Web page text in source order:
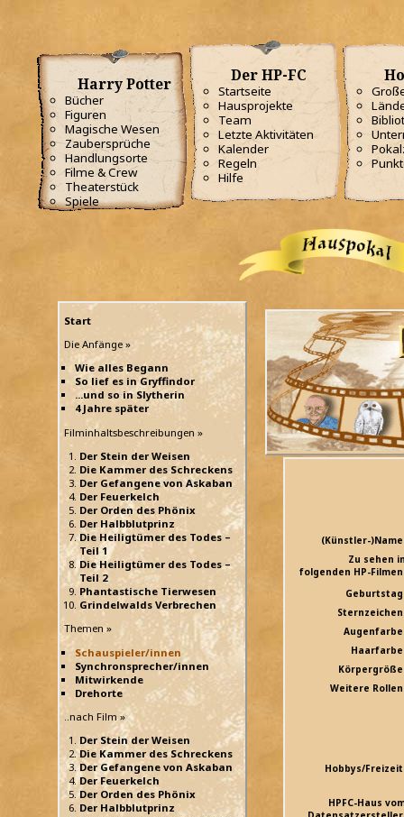
Harry Potter
Bücher
Figuren
Magische Wesen
Zaubersprüche
Handlungsorte
Filme & Crew
Theaterstück
Spiele
Der HP-FC
Startseite
Hausprojekte
Team
Letzte Aktivitäten
Kalender
Regeln
Hilfe
Start
Die Anfänge »
Wie alles Begann
So lief es in Gryffindor
...und so in Slytherin
4 Jahre später
Filminhaltsbeschreibungen »
Der Stein der Weisen
Die Kammer des Schreckens
Der Gefangene von Askaban
Der Feuerkelch
Der Orden des Phönix
Der Halbblutprinz
Die Heiligtümer des Todes –
Teil 1
Die Heiligtümer des Todes –
Teil 2
Phantastische Tierwesen
Grindelwalds Verbrechen
Themen »
Schauspieler/innen
Synchronsprecher/innen
Mitwirkende
Drehorte
..nach Film »
Der Stein der Weisen
Die Kammer des Schreckens
Der Gefangene von Askaban
Der Feuerkelch
Der Orden des Phönix
Der Halbblutprinz
(Künstler-
Zu sehen
folgenden HP-
Weitere
Hobbys/
HPFC-Haus